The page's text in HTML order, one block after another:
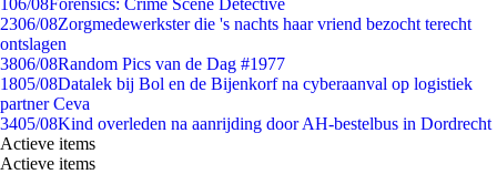
106/08Forensics: Crime Scene Detective
2306/08Zorgmedewerkster die 's nachts haar vriend bezocht terecht
ontslagen
3806/08Random Pics van de Dag #1977
1805/08Datalek bij Bol en de Bijenkorf na cyberaanval op logistiek
partner Ceva
3405/08Kind overleden na aanrijding door AH-bestelbus in Dordrecht
Actieve items
Actieve items